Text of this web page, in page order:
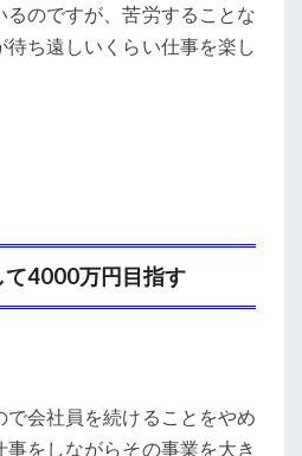
るのですが、苦労することな
待ち遠しいくらい仕事を楽し
4000万円目指す
で会社員を続けることをやめ
をしながらその事業を大き